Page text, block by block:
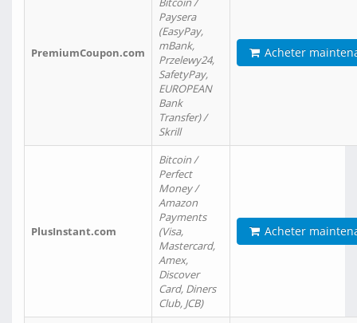
PremiumCoupon.com
Paysera
(EasyPay,
mBank,
Przelewy24,
SafetyPay,
EUROPEAN
Bank
Transfer) /
Skrill
Acheter
PlusInstant.com
Bitcoin /
Perfect
Money /
Amazon
Payments
(Visa,
Mastercard,
Amex,
Discover
Card, Diners
Club, JCB)
Acheter